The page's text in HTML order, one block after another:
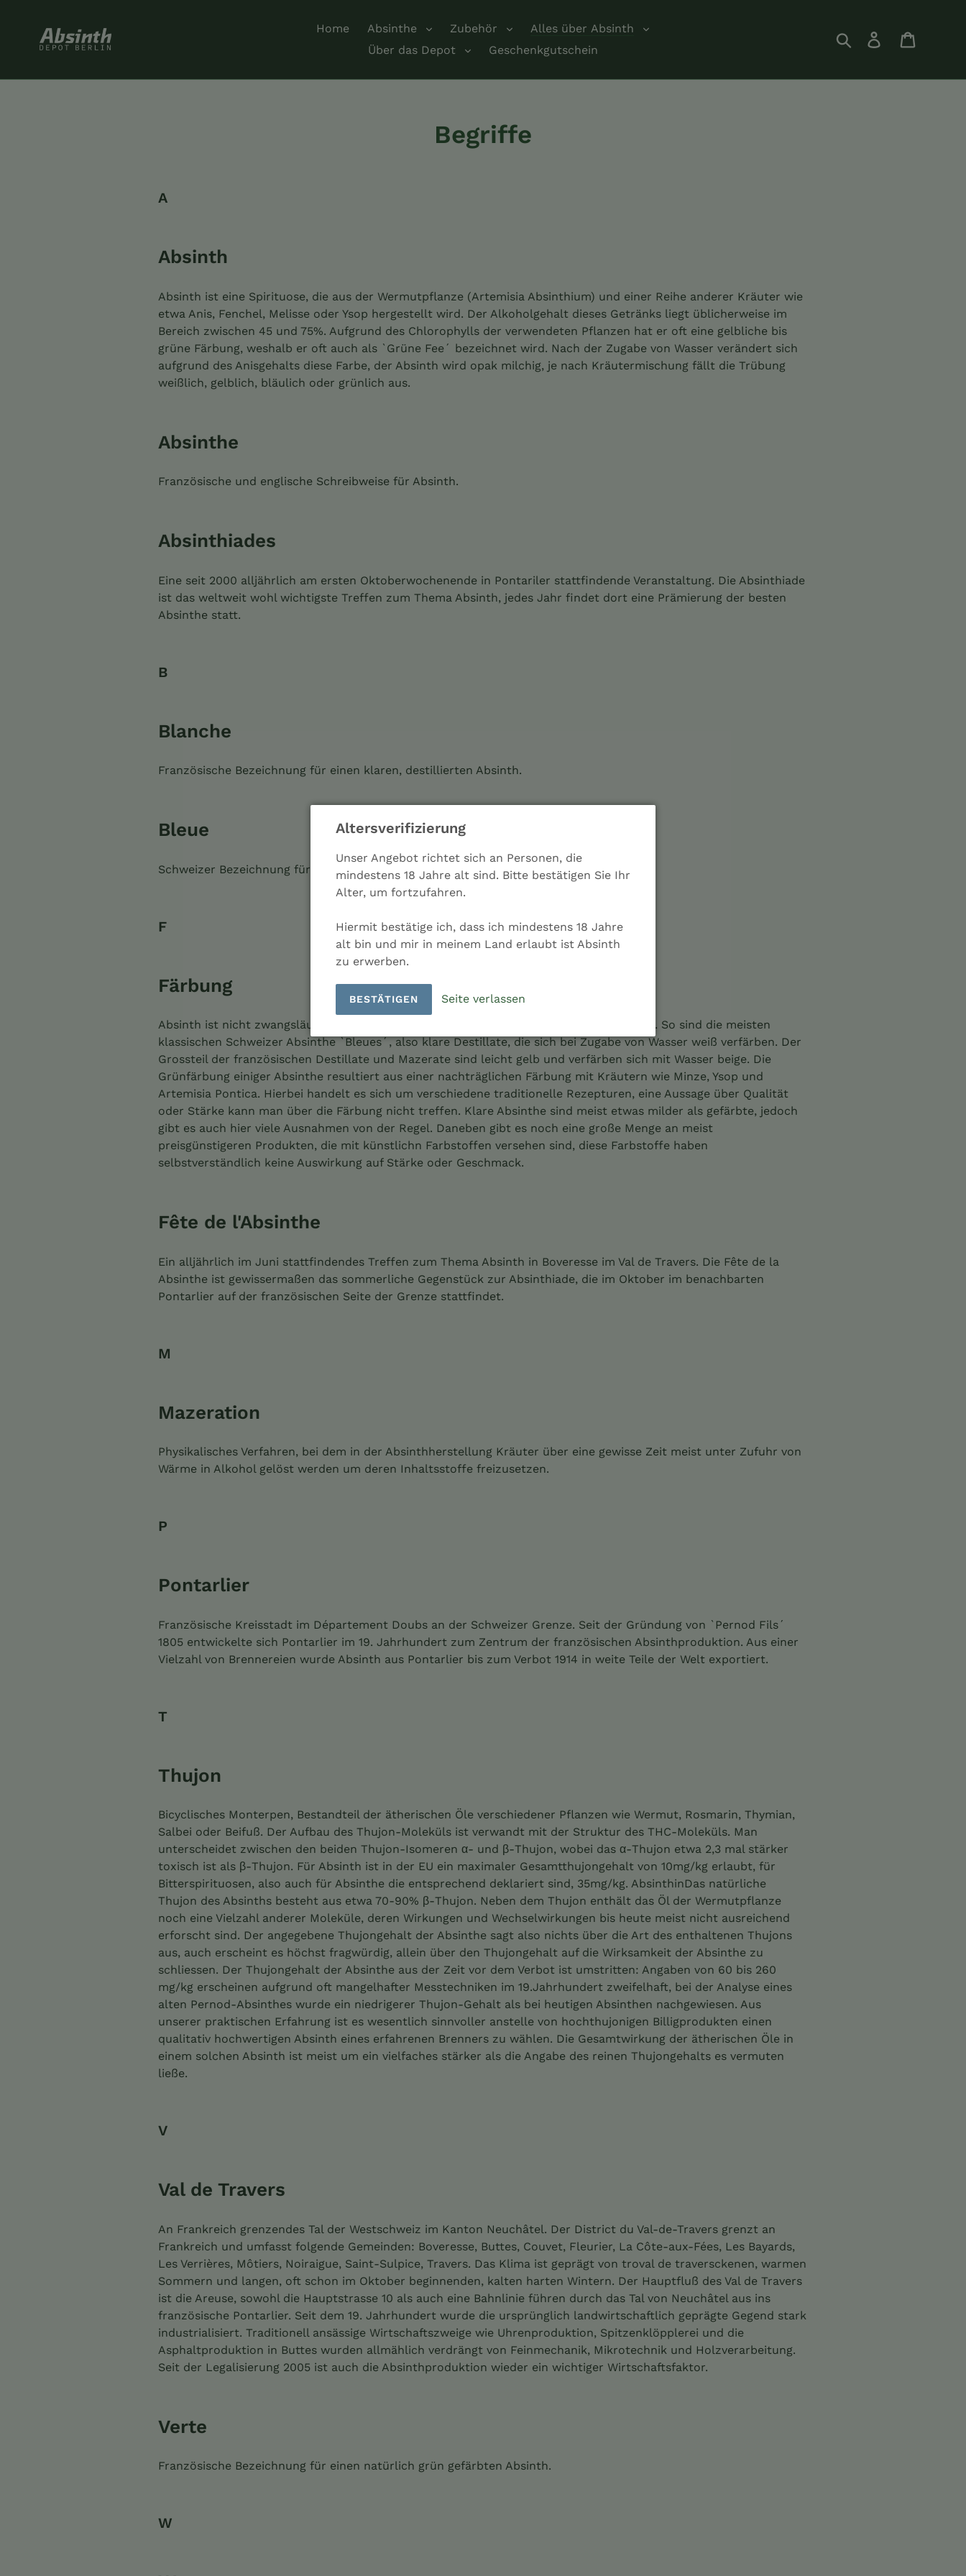
Altersverifizierung
Unser Angebot richtet sich an Personen, die
mindestens 18 Jahre alt sind. Bitte bestätigen Sie Ihr
Alter, um fortzufahren.
Hiermit bestätige ich, dass ich mindestens 18 Jahre
alt bin und mir in meinem Land erlaubt ist Absinth
zu erwerben.
BESTÄTIGEN Seite verlassen
Home Absinthe Zubehör
Alles über Absinth
Über das Depot
Geschenkgutschein
SuchenEinloggen
Begriffe
A
Absinth
Absinth ist eine Spirituose, die aus der Wermutpflanze (Artemisia Absinthium) und einer Reihe anderer Kräuter wie
etwa Anis, Fenchel, Melisse oder Ysop hergestellt wird. Der Alkoholgehalt dieses Getränks liegt üblicherweise im
Bereich zwischen 45 und 75%. Aufgrund des Chlorophylls der verwendeten Pflanzen hat er oft eine gelbliche bis
grüne Färbung, weshalb er oft auch als `Grüne Fee´ bezeichnet wird. Nach der Zugabe von Wasser verändert sich
aufgrund des Anisgehalts diese Farbe, der Absinth wird opak milchig, je nach Kräutermischung fällt die Trübung
weißlich, gelblich, bläulich oder grünlich aus.
Absinthe
Französische und englische Schreibweise für Absinth.
Absinthiades
Eine seit 2000 alljährlich am ersten Oktoberwochenende in Pontariler stattfindende Veranstaltung. Die Absinthiade
ist das weltweit wohl wichtigste Treffen zum Thema Absinth, jedes Jahr findet dort eine Prämierung der besten
Absinthe statt.
B
Blanche
Französische Bezeichnung für einen klaren, destillierten Absinth.
Bleue
Schweizer Bezeichnung für einen klaren, destillierten Absinth.
F
Färbung
Absinth ist nicht zwangsläufig grün, wie die Bezeichnung `Grüne Fee´ es vermuten lässt. So sind die meisten
klassischen Schweizer Absinthe `Bleues´, also klare Destillate, die sich bei Zugabe von Wasser weiß verfärben. Der
Grossteil der französischen Destillate und Mazerate sind leicht gelb und verfärben sich mit Wasser beige. Die
Grünfärbung einiger Absinthe resultiert aus einer nachträglichen Färbung mit Kräutern wie Minze, Ysop und
Artemisia Pontica. Hierbei handelt es sich um verschiedene traditionelle Rezepturen, eine Aussage über Qualität
oder Stärke kann man über die Färbung nicht treffen. Klare Absinthe sind meist etwas milder als gefärbte, jedoch
gibt es auch hier viele Ausnahmen von der Regel. Daneben gibt es noch eine große Menge an meist
preisgünstigeren Produkten, die mit künstlichn Farbstoffen versehen sind, diese Farbstoffe haben
selbstverständlich keine Auswirkung auf Stärke oder Geschmack.
Fête de l'Absinthe
Ein alljährlich im Juni stattfindendes Treffen zum Thema Absinth in Boveresse im Val de Travers. Die Fête de la
Absinthe ist gewissermaßen das sommerliche Gegenstück zur Absinthiade, die im Oktober im benachbarten
Pontarlier auf der französischen Seite der Grenze stattfindet.
M
Mazeration
Physikalisches Verfahren, bei dem in der Absinthherstellung Kräuter über eine gewisse Zeit meist unter Zufuhr von
Wärme in Alkohol gelöst werden um deren Inhaltsstoffe freizusetzen.
P
Pontarlier
Französische Kreisstadt im Département Doubs an der Schweizer Grenze. Seit der Gründung von `Pernod Fils´
1805 entwickelte sich Pontarlier im 19. Jahrhundert zum Zentrum der französischen Absinthproduktion. Aus einer
Vielzahl von Brennereien wurde Absinth aus Pontarlier bis zum Verbot 1914 in weite Teile der Welt exportiert.
T
Thujon
Bicyclisches Monterpen, Bestandteil der ätherischen Öle verschiedener Pflanzen wie Wermut, Rosmarin, Thymian,
Salbei oder Beifuß. Der Aufbau des Thujon-Moleküls ist verwandt mit der Struktur des THC-Moleküls. Man
unterscheidet zwischen den beiden Thujon-Isomeren α- und β-Thujon, wobei das α-Thujon etwa 2,3 mal stärker
toxisch ist als β-Thujon. Für Absinth ist in der EU ein maximaler Gesamtthujongehalt von 10mg/kg erlaubt, für
Bitterspirituosen, also auch für Absinthe die entsprechend deklariert sind, 35mg/kg. AbsinthinDas natürliche
Thujon des Absinths besteht aus etwa 70-90% β-Thujon. Neben dem Thujon enthält das Öl der Wermutpflanze
noch eine Vielzahl anderer Moleküle, deren Wirkungen und Wechselwirkungen bis heute meist nicht ausreichend
erforscht sind. Der angegebene Thujongehalt der Absinthe sagt also nichts über die Art des enthaltenen Thujons
aus, auch erscheint es höchst fragwürdig, allein über den Thujongehalt auf die Wirksamkeit der Absinthe zu
schliessen. Der Thujongehalt der Absinthe aus der Zeit vor dem Verbot ist umstritten: Angaben von 60 bis 260
mg/kg erscheinen aufgrund oft mangelhafter Messtechniken im 19.Jahrhundert zweifelhaft, bei der Analyse eines
alten Pernod-Absinthes wurde ein niedrigerer Thujon-Gehalt als bei heutigen Absinthen nachgewiesen. Aus
unserer praktischen Erfahrung ist es wesentlich sinnvoller anstelle von hochthujonigen Billigprodukten einen
qualitativ hochwertigen Absinth eines erfahrenen Brenners zu wählen. Die Gesamtwirkung der ätherischen Öle in
einem solchen Absinth ist meist um ein vielfaches stärker als die Angabe des reinen Thujongehalts es vermuten
ließe.
V
Val de Travers
An Frankreich grenzendes Tal der Westschweiz im Kanton Neuchâtel. Der District du Val-de-Travers grenzt an
Frankreich und umfasst folgende Gemeinden: Boveresse, Buttes, Couvet, Fleurier, La Côte-aux-Fées, Les Bayards,
Les Verrières, Môtiers, Noiraigue, Saint-Sulpice, Travers. Das Klima ist geprägt von troval de traversckenen, warmen
Sommern und langen, oft schon im Oktober beginnenden, kalten harten Wintern. Der Hauptfluß des Val de Travers
ist die Areuse, sowohl die Hauptstrasse 10 als auch eine Bahnlinie führen durch das Tal von Neuchâtel aus ins
französische Pontarlier. Seit dem 19. Jahrhundert wurde die ursprünglich landwirtschaftlich geprägte Gegend stark
industrialisiert. Traditionell ansässige Wirtschaftszweige wie Uhrenproduktion, Spitzenklöpplerei und die
Asphaltproduktion in Buttes wurden allmählich verdrängt von Feinmechanik, Mikrotechnik und Holzverarbeitung.
Seit der Legalisierung 2005 ist auch die Absinthproduktion wieder ein wichtiger Wirtschaftsfaktor.
Verte
Französische Bezeichnung für einen natürlich grün gefärbten Absinth.
W